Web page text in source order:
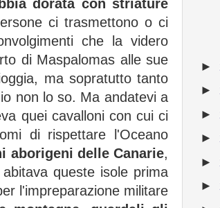
dorata con striature
ci trasmettono o ci
che la videro
di Maspalomas alle sue
ma sopratutto tanto
non lo so. Ma andatevi a
quei cavalloni con cui ci
di rispettare l'Oceano
aborigeni delle Canarie,
queste isole prima
l'impreparazione militare
►
►
►
►
►
►